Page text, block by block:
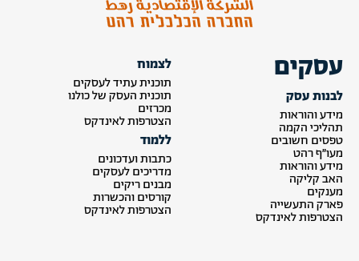
עסקים
לבנות עסק
מידע והוראות
תהליכי הקמה
טפסים חשובים
מעו״ף רהט
מידע והוראות
האב קליקה
מענקים
פארק התעשייה
הצטרפות לאינדקס
לצמוח
תוכנית עתיד לעסקים
תוכנית העסק של כולנו
מכרזים
הצטרפות לאינדקס
ללמוד
כתבות ועדכונים
מדריכים לעסקים
מבנים ריקים
קורסים והכשרות
הצטרפות לאינדקס